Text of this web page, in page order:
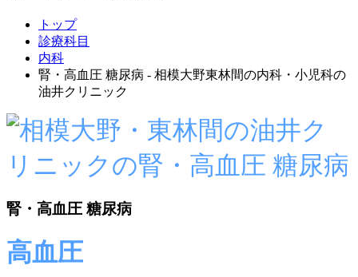
トップ
診療科目
内科
腎・高血圧 糖尿病 - 相模大野東林間の内科・小児科の
油井クリニック
腎・高血圧 糖尿病
高血圧